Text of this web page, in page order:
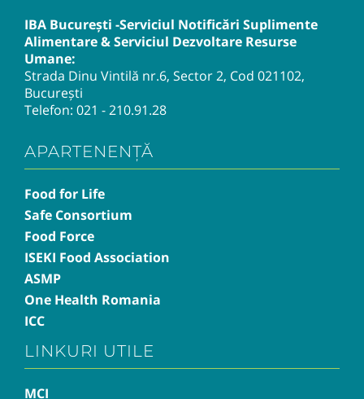
IBA București -Serviciul Notificări Suplimente
Alimentare & Serviciul Dezvoltare Resurse
Umane:
Strada Dinu Vintilă nr.6, Sector 2, Cod 021102,
București
Telefon: 021 - 210.91.28
APARTENENȚĂ
Food for Life
Safe Consortium
Food Force
ISEKI Food Association
ASMP
One Health Romania
ICC
LINKURI UTILE
MCI